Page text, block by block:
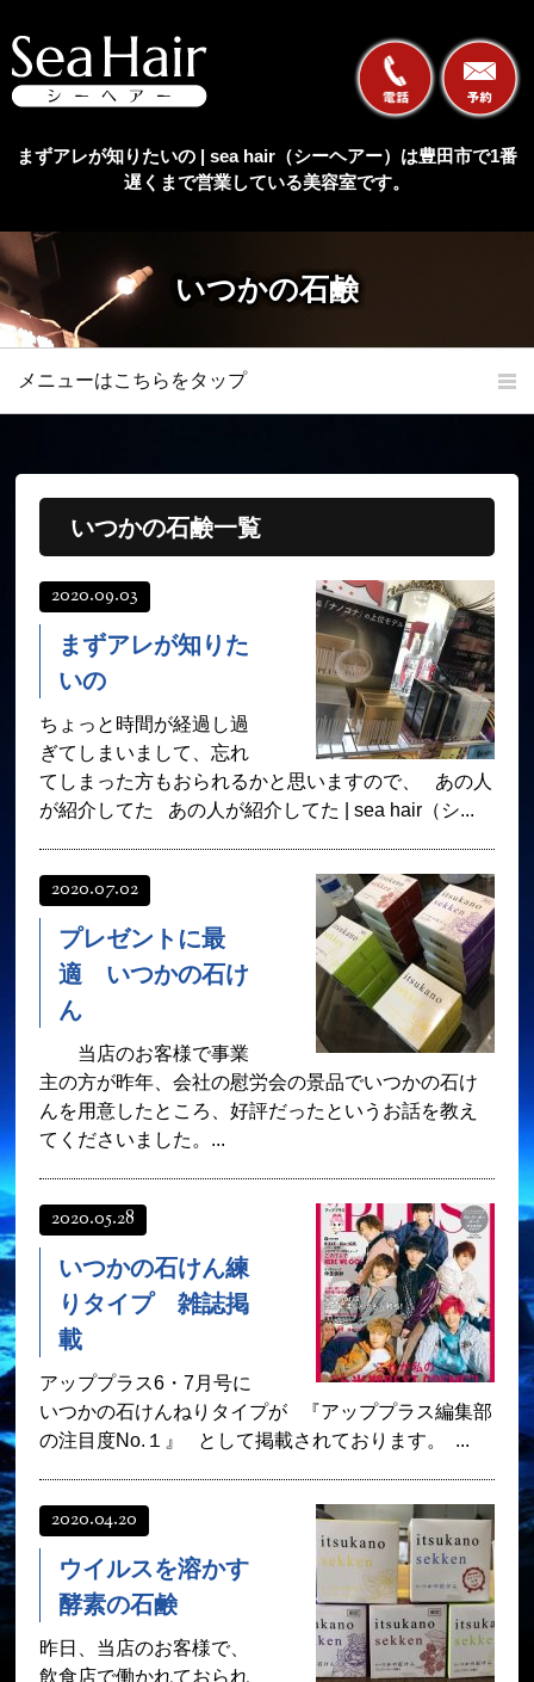
まずアレが知りたいの | sea hair（シーヘアー）は豊田市で1番
遅くまで営業している美容室です。
いつかの石鹸
メニューはこちらをタップ
オンラインショップ
よくある質問
求人 サロン情報・プロフィール
お客様の声 シーヘアーのブログ
ご予約＋お問い合わせ
いつかの石鹸一覧
2020.09.03
まずアレが知りた
いの
ちょっと時間が経過し過
ぎてしまいまして、忘れ
てしまった方もおられるかと思いますので、 あの人
が紹介してた あの人が紹介してた | sea hair（シ...
2020.07.02
プレゼントに最
適 いつかの石け
ん
当店のお客様で事業
主の方が昨年、会社の慰労会の景品でいつかの石け
んを用意したところ、好評だったというお話を教え
てくださいました。...
2020.05.28
いつかの石けん練
りタイプ 雑誌掲
載
アッププラス6・7月号に
いつかの石けんねりタイプが 『アッププラス編集部
の注目度No.１』 として掲載されております。 ...
2020.04.20
ウイルスを溶かす
酵素の石鹸
昨日、当店のお客様で、
飲食店で働かれておられ